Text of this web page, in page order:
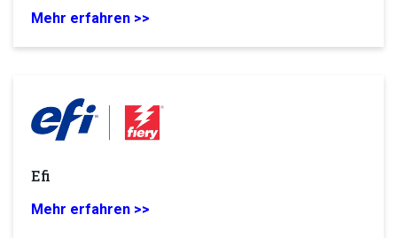
Mehr erfahren >>
Efi
Mehr erfahren >>